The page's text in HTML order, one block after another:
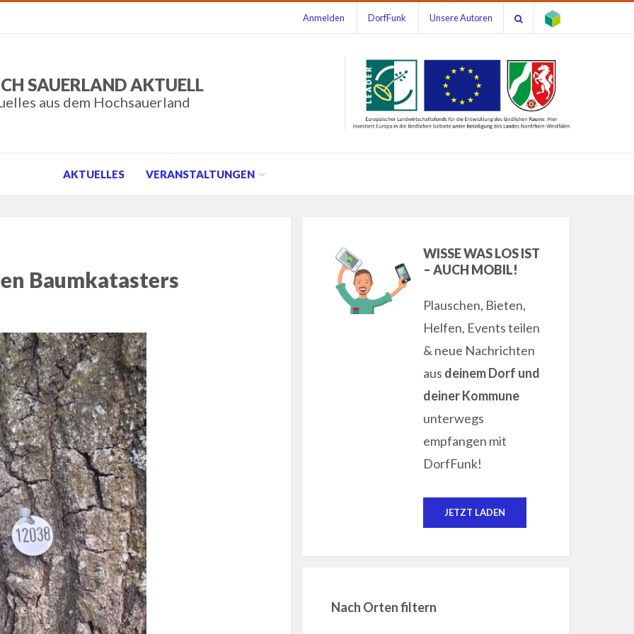
Anmelden DorfFunk Unsere Autoren
SAUERLAND AKTUELL
aus dem Hochsauerland
AKTUELLES VERANSTALTUNGEN
Baumkatasters
WISSE WAS LOS IST
– AUCH MOBIL!
Plauschen, Bieten,
Helfen, Events teilen
& neue Nachrichten
aus deinem Dorf und
deiner Kommune
unterwegs
empfangen mit
DorfFunk!
JETZT LADEN
Nach Orten filtern